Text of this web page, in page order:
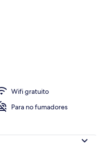
Wifi gratuito
Para no fumadores